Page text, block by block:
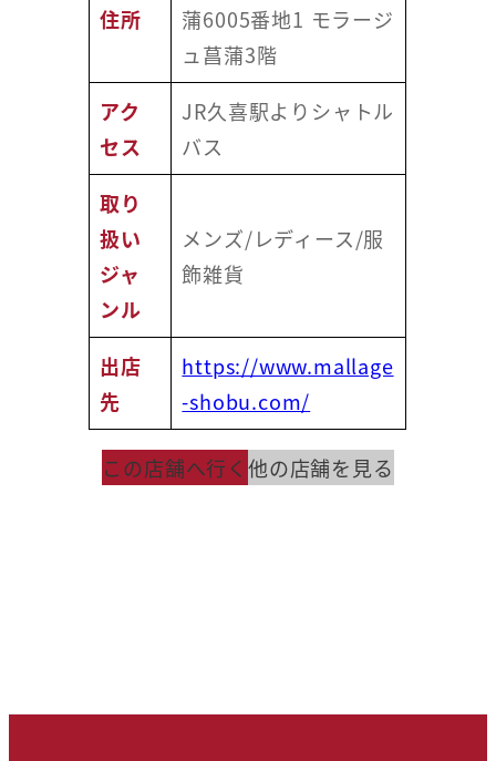
住所
蒲6005番地1 モラージ
ュ菖蒲3階
アク
セス
JR久喜駅よりシャトル
バス
取り
扱い
ジャ
ンル
メンズ/レディース/服
飾雑貨
出店
先
https://www.mallage
-shobu.com/
この店舗へ行く 他の店舗を見る